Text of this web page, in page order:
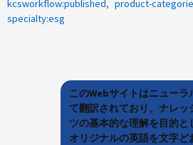
kcsworkflow:published
product-
specialty:esg
このWebサイトはニュー
て翻訳されており、ナレッ
ツの基本的な理解を目的と
オリジナルの英語を文字ど